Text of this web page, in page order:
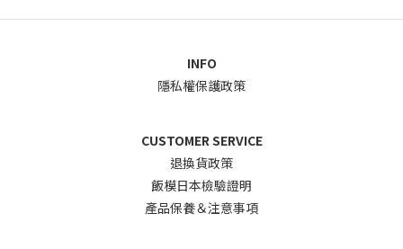
INFO
隱私權保護政策
CUSTOMER SERVICE
退換貨政策
飯模日本檢驗證明
產品保養＆注意事項